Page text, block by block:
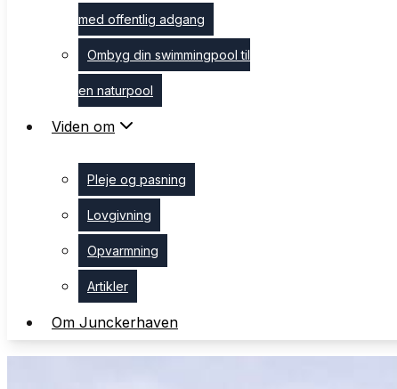
med offentlig adgang
Ombyg din swimmingpool til
en naturpool
Viden om
Pleje og pasning
Lovgivning
Opvarmning
Artikler
Om Junckerhaven
med offentlig adgang
Ombyg din swimmingpool til
en naturpool
Viden om
Pleje og pasning
Lovgivning
Opvarmning
Artikler
Om Junckerhaven